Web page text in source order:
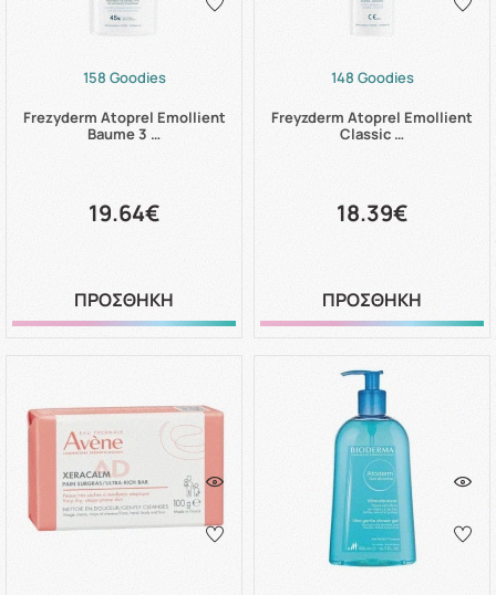
158 Goodies
Frezyderm Atoprel Emollient
Baume 3 …
19.64€
ΠΡΟΣΘΗΚΗ
148 Goodies
Freyzderm Atoprel Emollient
Classic …
18.39€
ΠΡΟΣΘΗΚΗ